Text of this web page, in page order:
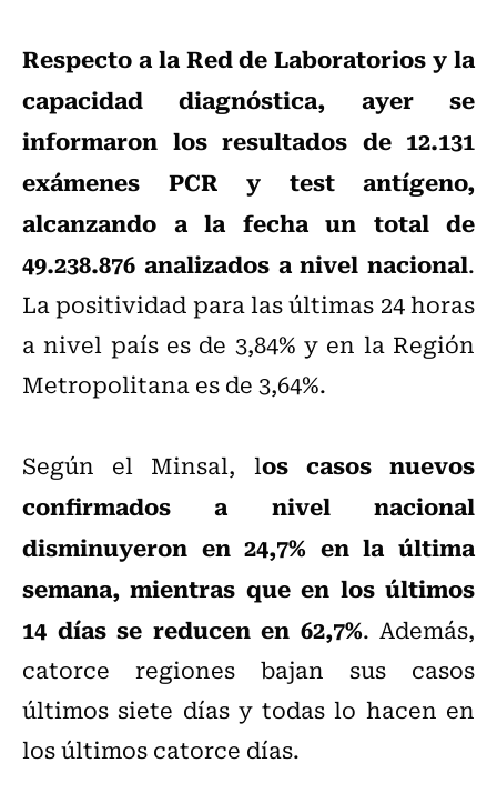
Respecto a la Red de Laboratorios y la
capacidad diagnóstica, ayer se
informaron los resultados de 12.131
exámenes PCR y test antígeno,
alcanzando a la fecha un total de
49.238.876 analizados a nivel nacional.
La positividad para las últimas 24 horas
a nivel país es de 3,84% y en la Región
Metropolitana es de 3,64%.
Según el Minsal, los casos nuevos
confirmados a nivel nacional
disminuyeron en 24,7% en la última
semana, mientras que en los últimos
14 días se reducen en 62,7%. Además,
catorce regiones bajan sus casos
últimos siete días y todas lo hacen en
los últimos catorce días.